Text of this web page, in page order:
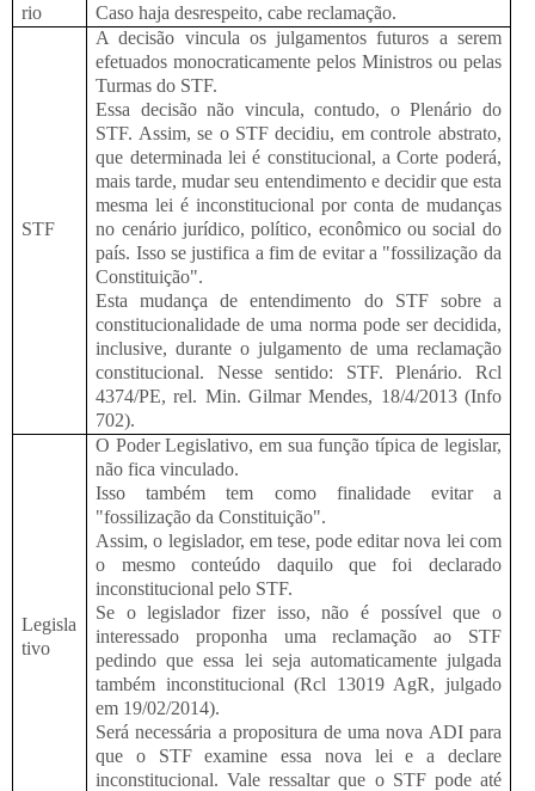
rio
Caso haja desrespeito, cabe reclamação.
STF
A decisão vincula os julgamentos futuros a serem
efetuados monocraticamente pelos Ministros ou pelas
Turmas do STF.
Essa decisão não vincula, contudo, o Plenário do
STF. Assim, se o STF decidiu, em controle abstrato,
que determinada lei é constitucional, a Corte poderá,
mais tarde, mudar seu entendimento e decidir que esta
mesma lei é inconstitucional por conta de mudanças
no cenário jurídico, político, econômico ou social do
país. Isso se justifica a fim de evitar a "fossilização da
Constituição".
Esta mudança de entendimento do STF sobre a
constitucionalidade de uma norma pode ser decidida,
inclusive, durante o julgamento de uma reclamação
constitucional. Nesse sentido: STF. Plenário. Rcl
4374/PE, rel. Min. Gilmar Mendes, 18/4/2013 (Info
702).
Legisla
tivo
O Poder Legislativo, em sua função típica de legislar,
não fica vinculado.
Isso também tem como finalidade evitar a
"fossilização da Constituição".
Assim, o legislador, em tese, pode editar nova lei com
o mesmo conteúdo daquilo que foi declarado
inconstitucional pelo STF.
Se o legislador fizer isso, não é possível que o
interessado proponha uma reclamação ao STF
pedindo que essa lei seja automaticamente julgada
também inconstitucional (Rcl 13019 AgR, julgado
em 19/02/2014).
Será necessária a propositura de uma nova ADI para
que o STF examine essa nova lei e a declare
inconstitucional. Vale ressaltar que o STF pode até